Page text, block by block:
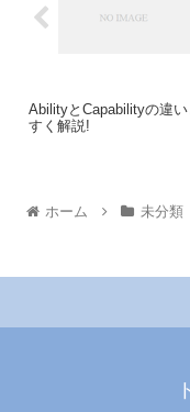
AbilityとCapabilityの違
すく解説!
ホーム 未分類